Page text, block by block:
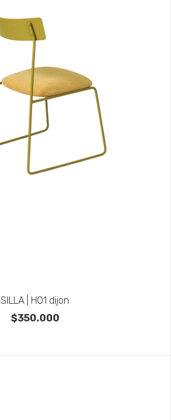
SILLA | H01 dijon
$350.000